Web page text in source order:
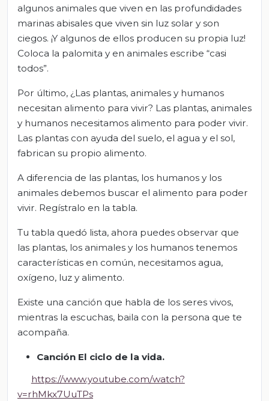
algunos animales que viven en las profundidades
marinas abisales que viven sin luz solar y son
ciegos. ¡Y algunos de ellos producen su propia luz!
Coloca la palomita y en animales escribe “casi
todos”.
Por último, ¿Las plantas, animales y humanos
necesitan alimento para vivir? Las plantas, animales
y humanos necesitamos alimento para poder vivir.
Las plantas con ayuda del suelo, el agua y el sol,
fabrican su propio alimento.
A diferencia de las plantas, los humanos y los
animales debemos buscar el alimento para poder
vivir. Regístralo en la tabla.
Tu tabla quedó lista, ahora puedes observar que
las plantas, los animales y los humanos tenemos
características en común, necesitamos agua,
oxígeno, luz y alimento.
Existe una canción que habla de los seres vivos,
mientras la escuchas, baila con la persona que te
acompaña.
Canción El ciclo de la vida.
https://www.youtube.com/watch?
v=rhMkx7UuTPs